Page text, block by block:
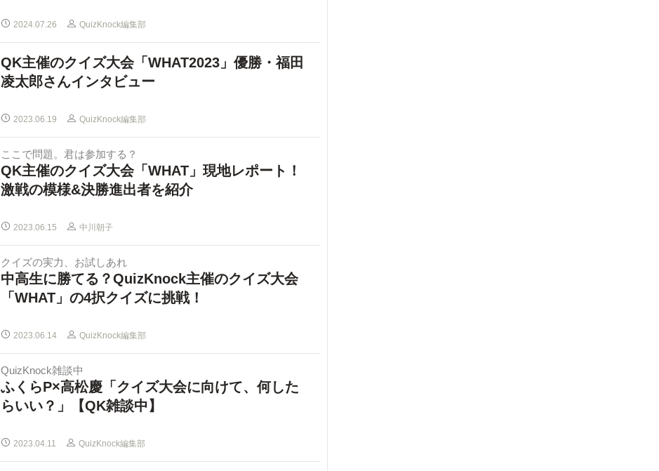
2024.07.26 QuizKnock編集部
QK主催のクイズ大会「WHAT2023」優勝・福田
凌太郎さんインタビュー
2023.06.19 QuizKnock編集部
ここで問題。君は参加する？
QK主催のクイズ大会「WHAT」現地レポート！
激戦の模様&決勝進出者を紹介
2023.06.15 中川朝子
クイズの実力、お試しあれ
中高生に勝てる？QuizKnock主催のクイズ大会
「WHAT」の4択クイズに挑戦！
2023.06.14 QuizKnock編集部
QuizKnock雑談中
ふくらP×高松慶「クイズ大会に向けて、何した
らいい？」【QK雑談中】
2023.04.11 QuizKnock編集部